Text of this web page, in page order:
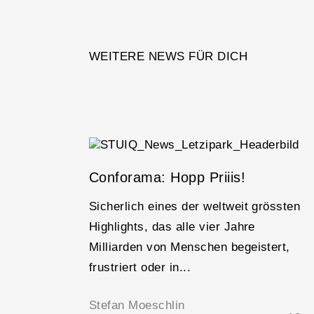
WEITERE NEWS FÜR DICH
Conforama: Hopp Priiis!
Sicherlich eines der weltweit grössten
Highlights, das alle vier Jahre
Milliarden von Menschen begeistert,
frustriert oder in...
Stefan Moeschlin